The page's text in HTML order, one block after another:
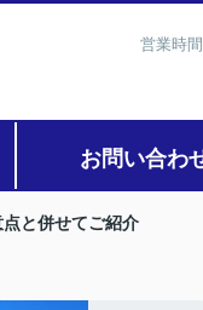
営業時
お問い合わ
と併せてご紹介